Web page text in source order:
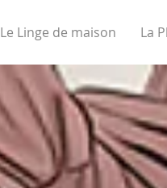
Le Linge de maison La